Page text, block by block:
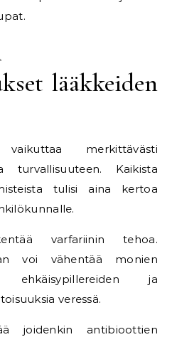
lääkkeiden
merkittävästi
Kaikista
tulisi aina kertoa
varfariinin tehoa.
voi vähentää monien
ja
veressä.
joidenkin antibioottien